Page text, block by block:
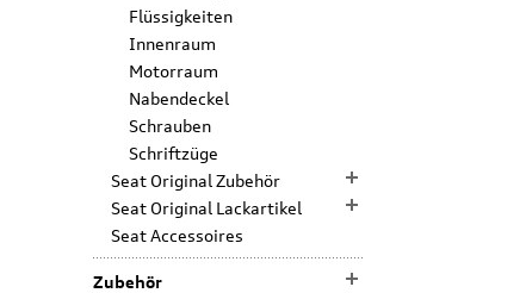
Flüssigkeiten
Innenraum
Motorraum
Nabendeckel
Schrauben
Schriftzüge
Seat Original Zubehör
Seat Original Lackartikel
Seat Accessoires
Zubehör